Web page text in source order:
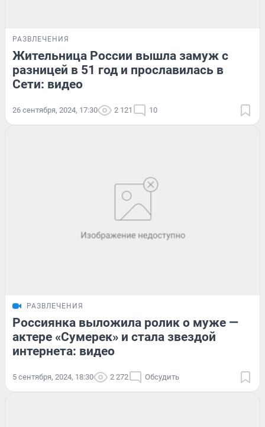
РАЗВЛЕЧЕНИЯ
Жительница России вышла замуж с
разницей в 51 год и прославилась в
Сети: видео
26 сентября, 2024, 17:30 2 121 10
РАЗВЛЕЧЕНИЯ
Россиянка выложила ролик о муже —
актере «Сумерек» и стала звездой
интернета: видео
5 сентября, 2024, 18:30 2 272 Обсудить